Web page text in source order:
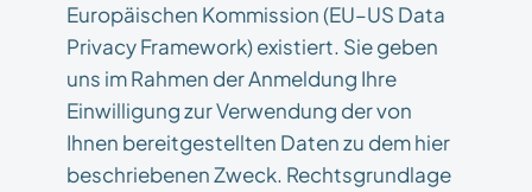
Europäischen Kommission (EU–US Data
Privacy Framework) existiert. Sie geben
uns im Rahmen der Anmeldung Ihre
Einwilligung zur Verwendung der von
Ihnen bereitgestellten Daten zu dem hier
beschriebenen Zweck. Rechtsgrundlage